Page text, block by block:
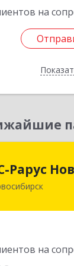
на
Рарус
на
1С-